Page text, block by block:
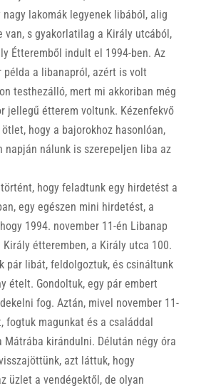
nagy lakomák legyenek libából, alig
van, s gyakorlatilag a Király utcából,
Étteremből indult el 1994-ben. Az
példa a libanapról, azért is volt
testhezálló, mert mi akkoriban még
jellegű étterem voltunk. Kézenfekvő
hogy a bajorokhoz hasonlóan,
napján nálunk is szerepeljen liba az
történt, hogy feladtunk egy hirdetést a
egy egészen mini hirdetést, a
1994. november 11-én Libanap
Király étteremben, a Király utca 100.
pár libát, feldolgoztuk, és csináltunk
ételt. Gondoltuk, egy pár embert
fog. Aztán, mivel november 11-
fogtuk magunkat és a családdal
Mátrába kirándulni. Délután négy óra
azt láttuk, hogy
üzlet a vendégektől, de olyan